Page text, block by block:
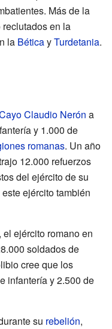
Más de la
en la
la BéticayTurdetania.
Claudio Nerón a
y 1.000 de
romanas. Un año
12.000 refuerzos
del ejército de su
ejército también
ejército romano en
soldados de
cree que los
infantería y 2.500 de
su rebelión,